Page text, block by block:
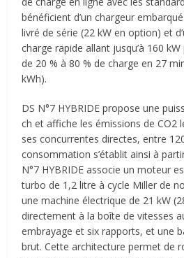
bénéficient d’un chargeur
livré de série (22 kW en option) et
charge rapide allant jusqu’à 160
de 20 % à 80 % de charge en 27
kWh).
DS N°7 HYBRIDE propose une
ch et affiche les émissions de CO2
ses concurrentes directes, entre
consommation s’établit ainsi à
N°7 HYBRIDE associe un moteur
turbo de 1,2 litre à cycle Miller de
une machine électrique de 21 kW
directement à la boîte de vitesses
embrayage et six rapports, et une
brut. Cette architecture permet de